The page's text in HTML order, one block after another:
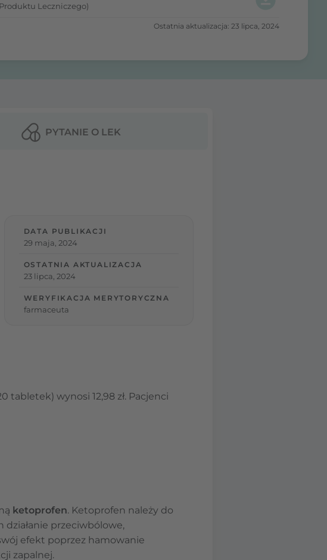
Leczniczego)
Ostatnia aktualizacja: 23 lipca, 2024
PYTANIE O LEK
DATA PUBLIKACJI
29 maja, 2024
OSTATNIA AKTUALIZACJA
23 lipca, 2024
WERYFIKACJA MERYTORYCZNA
farmaceuta
tabletek) wynosi 12,98 zł. Pacjenci
ketoprofen. Ketoprofen należy do
przeciwbólowe,
efekt poprzez hamowanie
zapalnej.